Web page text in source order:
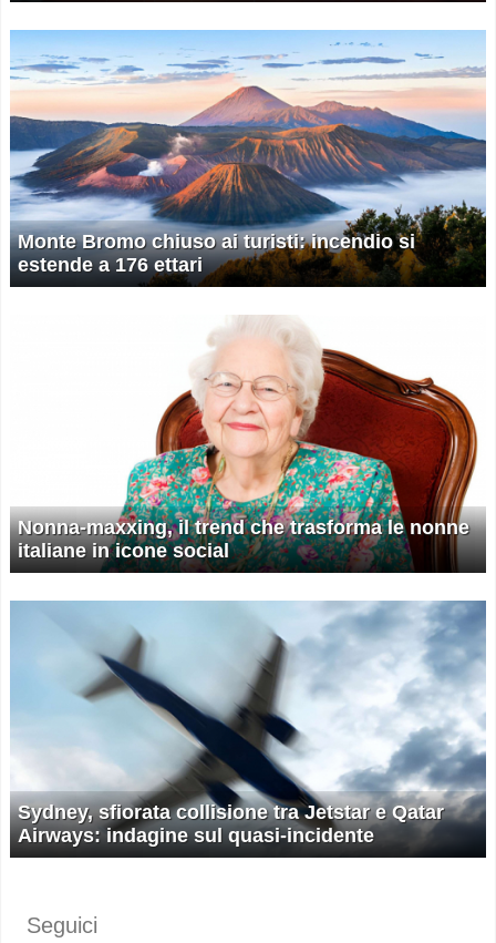
Monte Bromo chiuso ai turisti: incendio si
estende a 176 ettari
Nonna-maxxing, il trend che trasforma le nonne
italiane in icone social
Sydney, sfiorata collisione tra Jetstar e Qatar
Airways: indagine sul quasi-incidente
Seguici